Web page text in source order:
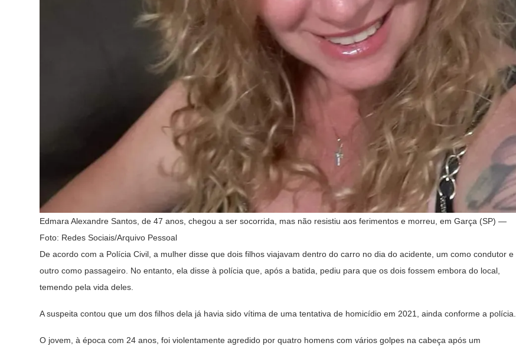
Edmara Alexandre Santos, de 47 anos, chegou a ser socorrida, mas não resistiu aos ferimentos e morreu, em Garça (SP) —
Foto: Redes Sociais/Arquivo Pessoal
De acordo com a Polícia Civil, a mulher disse que dois filhos viajavam dentro do carro no dia do acidente, um como condutor e
outro como passageiro. No entanto, ela disse à polícia que, após a batida, pediu para que os dois fossem embora do local,
temendo pela vida deles.
A suspeita contou que um dos filhos dela já havia sido vítima de uma tentativa de homicídio em 2021, ainda conforme a polícia.
O jovem, à época com 24 anos, foi violentamente agredido por quatro homens com vários golpes na cabeça após um